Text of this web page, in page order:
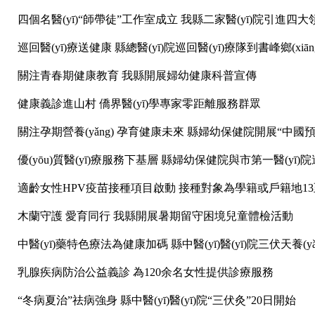
四個名醫(yī)“師帶徒”工作室成立 我縣二家醫(yī)院引進四大
巡回醫(yī)療送健康 縣總醫(yī)院巡回醫(yī)療隊到書峰鄉
關注青春期健康教育 我縣開展婦幼健康科普宣傳
健康義診進山村 僑界醫(yī)學專家零距離服務群眾
關注孕期營養(yǎng) 孕育健康未來 縣婦幼保健院開展“中國
優(yōu)質醫(yī)療服務下基層 縣婦幼保健院與市第一醫(yī)
適齡女性HPV疫苗接種項目啟動 接種對象為學籍或戶籍地
木蘭守護 愛育同行 我縣開展暑期留守困境兒童體檢活動
中醫(yī)藥特色療法為健康加碼 縣中醫(yī)醫(yī)院三伏天養
乳腺疾病防治公益義診 為120余名女性提供診療服務
“冬病夏治”祛病強身 縣中醫(yī)醫(yī)院“三伏灸”20日開始